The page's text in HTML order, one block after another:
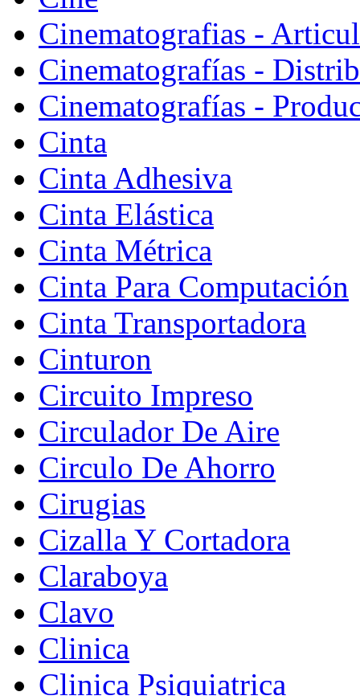
Cinematografias -
Cinematografías -
Cinematografías -
Cinta
Cinta Adhesiva
Cinta Elástica
Cinta Métrica
Cinta Para Computación
Cinta Transportadora
Cinturon
Circuito Impreso
Circulador De Aire
Circulo De Ahorro
Cirugias
Cizalla Y Cortadora
Claraboya
Clavo
Clinica
Clinica Psiquiatrica